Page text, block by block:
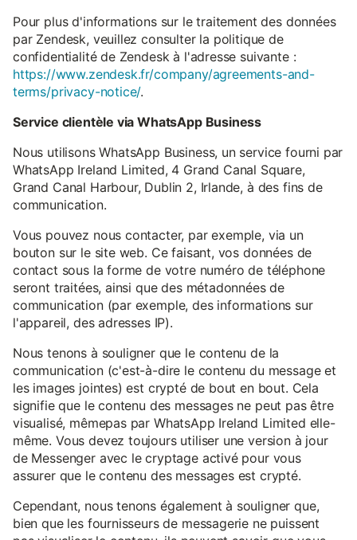
Pour plus d'informations sur le traitement des données
par Zendesk, veuillez consulter la politique de
confidentialité de Zendesk à l'adresse suivante :
https://www.zendesk.fr/company/agreements-and-
terms/privacy-notice/.
Service clientèle via WhatsApp Business
Nous utilisons WhatsApp Business, un service fourni par
WhatsApp Ireland Limited, 4 Grand Canal Square,
Grand Canal Harbour, Dublin 2, Irlande, à des fins de
communication.
Vous pouvez nous contacter, par exemple, via un
bouton sur le site web. Ce faisant, vos données de
contact sous la forme de votre numéro de téléphone
seront traitées, ainsi que des métadonnées de
communication (par exemple, des informations sur
l'appareil, des adresses IP).
Nous tenons à souligner que le contenu de la
communication (c'est-à-dire le contenu du message et
les images jointes) est crypté de bout en bout. Cela
signifie que le contenu des messages ne peut pas être
visualisé, mêmepas par WhatsApp Ireland Limited elle-
même. Vous devez toujours utiliser une version à jour
de Messenger avec le cryptage activé pour vous
assurer que le contenu des messages est crypté.
Cependant, nous tenons également à souligner que,
bien que les fournisseurs de messagerie ne puissent